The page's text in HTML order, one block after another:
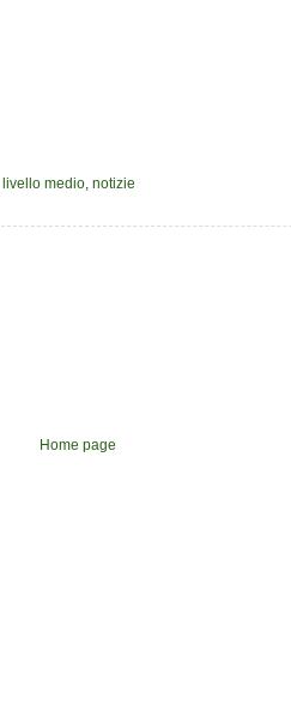
livello medio, notizie
Home page